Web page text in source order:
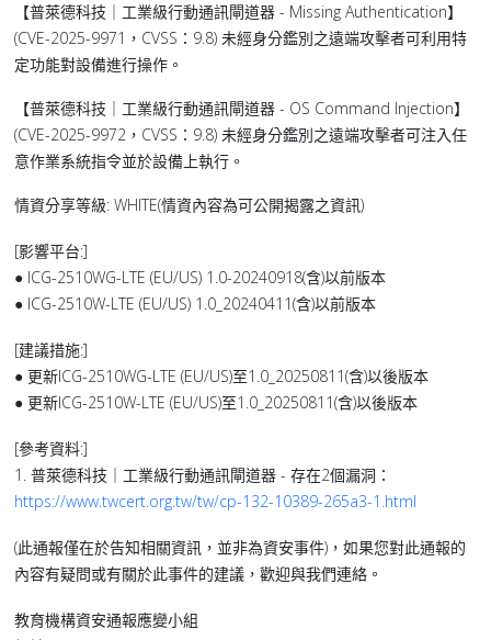
【普萊德科技｜工業級行動通訊閘道器 - Missing Authentication】
(CVE-2025-9971，CVSS：9.8) 未經身分鑑別之遠端攻擊者可利用特
定功能對設備進行操作。
【普萊德科技｜工業級行動通訊閘道器 - OS Command Injection】
(CVE-2025-9972，CVSS：9.8) 未經身分鑑別之遠端攻擊者可注入任
意作業系統指令並於設備上執行。
情資分享等級: WHITE(情資內容為可公開揭露之資訊)
[影響平台:]
● ICG-2510WG-LTE (EU/US) 1.0-20240918(含)以前版本
● ICG-2510W-LTE (EU/US) 1.0_20240411(含)以前版本
[建議措施:]
● 更新ICG-2510WG-LTE (EU/US)至1.0_20250811(含)以後版本
● 更新ICG-2510W-LTE (EU/US)至1.0_20250811(含)以後版本
[參考資料:]
1. 普萊德科技｜工業級行動通訊閘道器 - 存在2個漏洞：
https://www.twcert.org.tw/tw/cp-132-10389-265a3-1.html
(此通報僅在於告知相關資訊，並非為資安事件)，如果您對此通報的
內容有疑問或有關於此事件的建議，歡迎與我們連絡。
教育機構資安通報應變小組